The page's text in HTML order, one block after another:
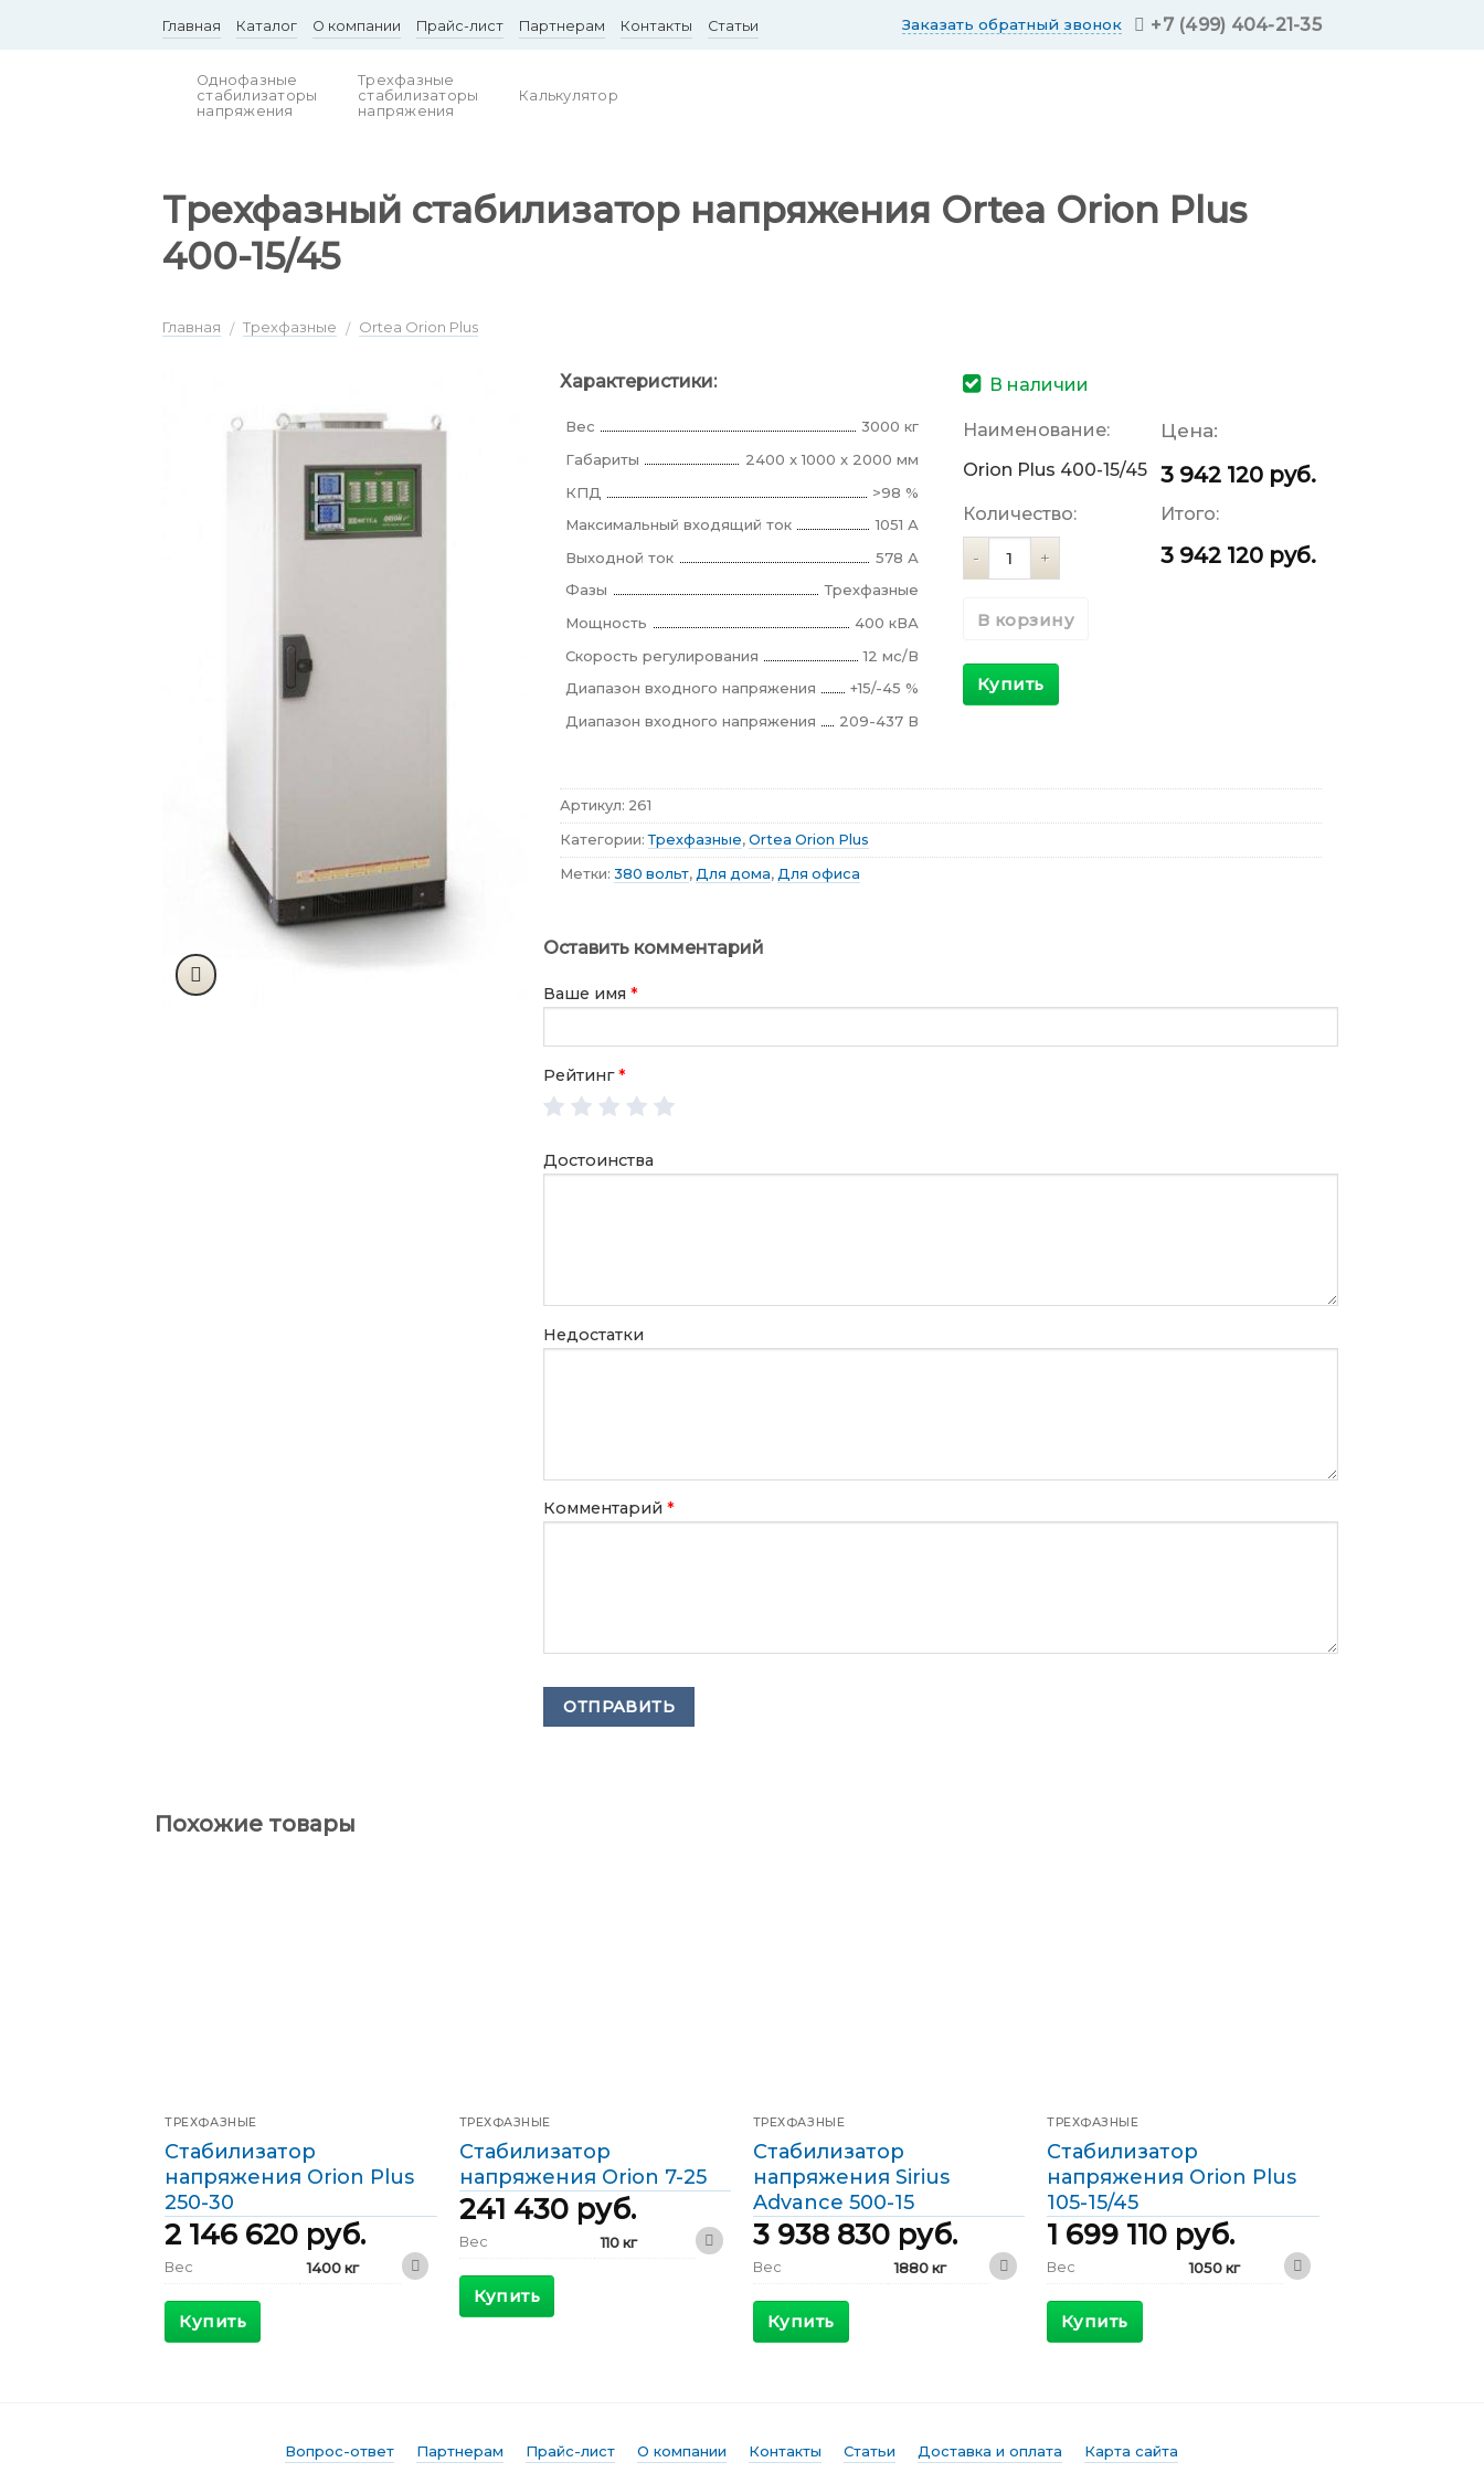
Главная Каталог О компании Прайс-лист Партнерам Контакты Статьи Заказать обратный звонок +7 (499) 404-21-35
Однофазные
стабилизаторы
напряжения
Трехфазные
стабилизаторы
напряжения
Калькулятор
Трехфазный стабилизатор напряжения Ortea Orion Plus
400-15/45
Главная / Трехфазные / Ortea Orion Plus
Характеристики:
Вес
3000 кг
Габариты
2400 x 1000 x 2000 мм
КПД
>98 %
Максимальный входящий ток
1051 А
Выходной ток
578 А
Фазы
Трехфазные
Мощность
400 кВА
Скорость регулирования
12 мс/В
Диапазон входного напряжения
+15/-45 %
Диапазон входного напряжения
209-437 В
В наличии
Наименование:
Orion Plus 400-15/45
Цена:
3 942 120 руб.
Количество:
Количество
Итого:
3 942 120 руб.
В корзину
Купить
Артикул: 261
Категории:Трехфазные, Ortea Orion Plus
Метки: 380 вольт, Для дома, Для офиса
Оставить комментарий
Ваше имя *
Рейтинг*
Достоинства
Недостатки
Комментарий *
Похожие товары
ТРЕХФАЗНЫЕ
Стабилизатор
напряжения Orion Plus
250-30
2 146 620 руб.
Вес 1400 кг
Габариты
Купить
ТРЕХФАЗНЫЕ
Стабилизатор
напряжения Orion 7-25
241 430 руб.
Вес 110 кг
Габариты
Фазы Трехфазные
Купить
ТРЕХФАЗНЫЕ
Стабилизатор
напряжения Sirius
Advance 500-15
3 938 830 руб.
Вес 1880 кг
Габариты
Купить
ТРЕХФАЗНЫЕ
Стабилизатор
напряжения Orion Plus
105-15/45
1 699 110 руб.
Вес 1050 кг
Габариты
Купить
Вопрос-ответ Партнерам Прайс-лист О компании Контакты Статьи Доставка и оплата Карта сайта